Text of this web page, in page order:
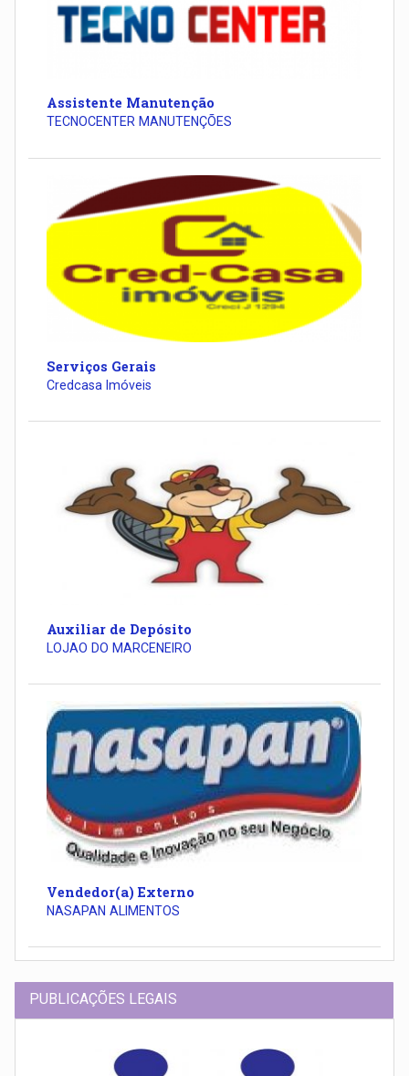
Assistente Manutenção
TECNOCENTER MANUTENÇÕES
Serviços Gerais
Credcasa Imóveis
Auxiliar de Depósito
LOJAO DO MARCENEIRO
Vendedor(a) Externo
NASAPAN ALIMENTOS
PUBLICAÇÕES LEGAIS